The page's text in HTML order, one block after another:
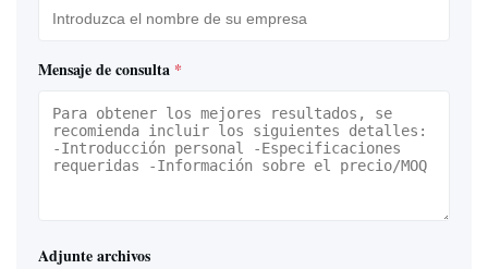
Mensaje de consulta *
Adjunte archivos